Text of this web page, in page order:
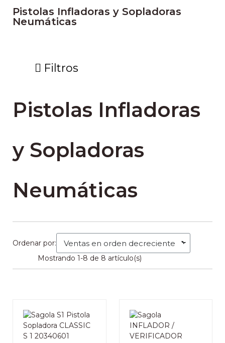
Pistolas Infladoras y Sopladoras
Neumáticas
Filtros
Pistolas Infladoras
y Sopladoras
Neumáticas
Ordenar por:
Mostrando 1-8 de 8 artículo(s)